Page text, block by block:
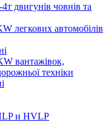
двигунів човнів та
легкових автомобілів
вантажівок,
техніки
и HVLP